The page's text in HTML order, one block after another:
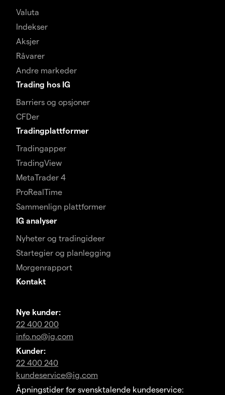
Valuta
Indekser
Aksjer
Råvarer
Andre markeder
Trading hos IG
Barriers og opsjoner
CFDer
Tradingplattformer
Tradingapper
TradingView
MetaTrader 4
ProRealTime
Sammenlign plattformer
IG analyser
Nyheter og tradingideer
Startegier og planlegging
Morgenrapport
Kontakt
Nye kunder:
22 400 200
info.no@ig.com
Kunder:
22 400 240
kundeservice@ig.com
Åpningstider for svensktalende kundeservice: